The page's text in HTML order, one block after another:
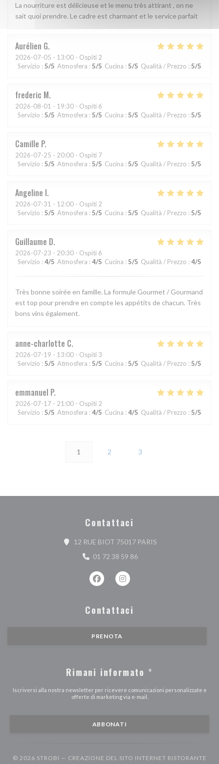
La nourriture est délicieuse et le menu très attirant , on ne
sait quoi prendre. Le cadre est charmant et le service parfait
Aurélien G
2026-07-05 - 13:00 - Ospiti 2
Servizio : 5/5 Atmosfera : 5/5 Cucina : 5/5 Qualità / Prezzo : 5/5
frederic M
2026-08-01 - 19:30 - Ospiti 6
Servizio : 5/5 Atmosfera : 5/5 Cucina : 5/5 Qualità / Prezzo : 5/5
Camille P
2026-07-25 - 20:00 - Ospiti 7
Servizio : 5/5 Atmosfera : 5/5 Cucina : 5/5 Qualità / Prezzo : 5/5
Angeline I
2026-07-31 - 12:00 - Ospiti 2
Servizio : 5/5 Atmosfera : 5/5 Cucina : 5/5 Qualità / Prezzo : 5/5
Guillaume D
2026-07-23 - 20:30 - Ospiti 6
Servizio : 4/5 Atmosfera : 4/5 Cucina : 5/5 Qualità / Prezzo : 4/5
Très bonne soirée en famille. La formule Gourmet / Gourmand
est top pour prendre en compte les appétits de chacun. Très
bons vins également.
anne-charlotte C
2026-07-19 - 13:00 - Ospiti 3
Servizio : 5/5 Atmosfera : 5/5 Cucina : 5/5 Qualità / Prezzo : 5/5
emmanuel P
2026-07-17 - 21:00 - Ospiti 2
Servizio : 5/5 Atmosfera : 4/5 Cucina : 4/5 Qualità / Prezzo : 5/5
1 2 3
Contattaci
12 RUE BIOT 75017 PARIS((apre una nuova
01 72 38 59 86
Facebook ((apre una nuova finestra))
Instagram ((apre una nuova
Contattaci
PRENOTA
Rimani informato *
Iscriversi alla nostra newsletter per ricevere comunicazioni personalizzate e
offerte di marketing via e-mail.
ABBONATI
© 2026 STROBI — CREAZIONE DEL SITO INTERNET RISTORANTE